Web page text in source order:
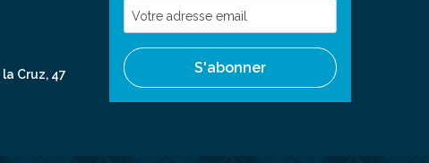
Cruz, 47
Votre
adresse
email
S'abonner